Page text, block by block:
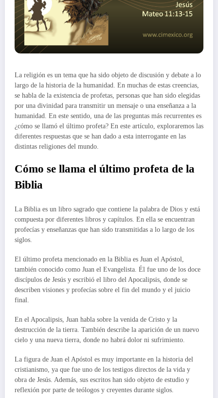
La religión es un tema que ha sido objeto de discusión y debate a lo
largo de la historia de la humanidad. En muchas de estas creencias,
se habla de la existencia de profetas, personas que han sido elegidas
por una divinidad para transmitir un mensaje o una enseñanza a la
humanidad. En este sentido, una de las preguntas más recurrentes es
¿cómo se llamó el último profeta? En este artículo, exploraremos las
diferentes respuestas que se han dado a esta interrogante en las
distintas religiones del mundo.
Cómo se llama el último profeta de la
Biblia
La Biblia es un libro sagrado que contiene la palabra de Dios y está
compuesta por diferentes libros y capítulos. En ella se encuentran
profecías y enseñanzas que han sido transmitidas a lo largo de los
siglos.
El último profeta mencionado en la Biblia es Juan el Apóstol,
también conocido como Juan el Evangelista. Él fue uno de los doce
discípulos de Jesús y escribió el libro del Apocalipsis, donde se
describen visiones y profecías sobre el fin del mundo y el juicio
final.
En el Apocalipsis, Juan habla sobre la venida de Cristo y la
destrucción de la tierra. También describe la aparición de un nuevo
cielo y una nueva tierra, donde no habrá dolor ni sufrimiento.
La figura de Juan el Apóstol es muy importante en la historia del
cristianismo, ya que fue uno de los testigos directos de la vida y
obra de Jesús. Además, sus escritos han sido objeto de estudio y
reflexión por parte de teólogos y creyentes durante siglos.